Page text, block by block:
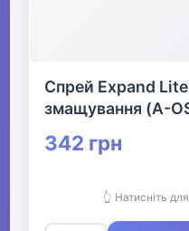
Спрей Expand
змащування (A-
342 грн
👆 Натисніть